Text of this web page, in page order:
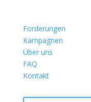
Forderungen
Kampagnen
Über uns
FAQ
Kontakt